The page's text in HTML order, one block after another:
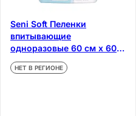
Seni Soft Пеленки
впитывающие
одноразовые 60 см x 60
см 30 шт
НЕТ В РЕГИОНЕ